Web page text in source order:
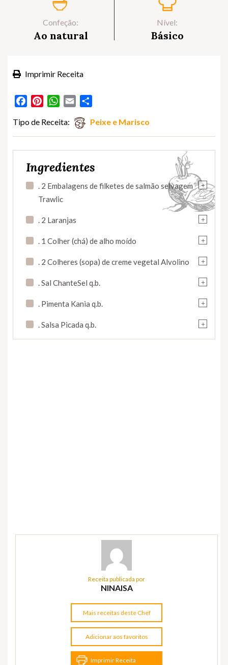
Confeção:
Ao natural
Nível:
Básico
Imprimir Receita
FacebookPinterestWhatsApp
Email
Tipo de Receita: Peixe e Marisco
Ingredientes
+
. 2 Embalagens de filketes de salmão selvagem
Trawlic
+
. 2 Laranjas
+
. 1 Colher (chá) de alho moído
+
. 2 Colheres (sopa) de creme vegetal Alvolino
+
. Sal ChanteSel q.b.
+
. Pimenta Kania q.b.
+
. Salsa Picada q.b.
Receita publicada por
NINAISA
Mais receitas deste Chef
Adicionar aos favoritos
Imprimir Receita